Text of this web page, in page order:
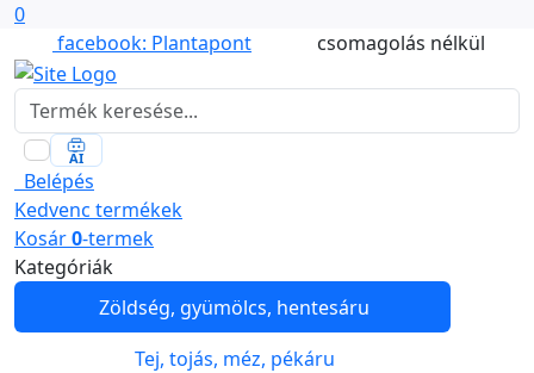
facebook: Plantapont
csomagolás nélkül
0
AI
Belépés
Kedvenc termékek
Kosár0-termek
Kategóriák
Zöldség, gyümölcs, hentesáru
Tej, tojás, méz, pékáru